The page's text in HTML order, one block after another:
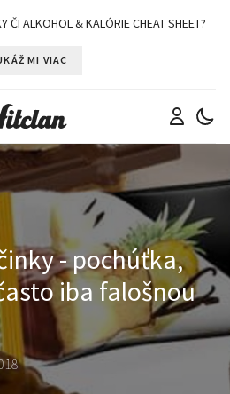
ČI ALKOHOL & KALÓRIE CHEAT SHEET?
MI VIAC
- pochúťka,
iba falošnou